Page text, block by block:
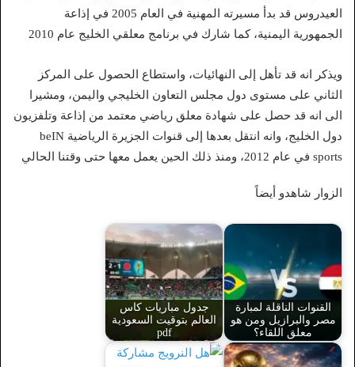
العيدروس قد بدأ مسيرته المهنية في العام 2005 في إذاعة
الجمهورية اليمنية، كما شارك في برنامج معلقي الخليج عام 2010
ويذكر انه قد تأهل إلى النهائيات، واستطاع الحصول على المركز
الثاني على مستوى دول مجلس التعاون الخليجي واليمن، ومشيرا
الى انه قد حصل على شهادة معلق رياضي معتمد من إذاعة وتلفزيون
دول الخليج، وانه انتقل بعدها إلى قنوات الجزيرة الرياضية beIN
sports في عام 2012، ومنذ ذلك الحين يعمل معها حتى وقتنا الحالي
الزوار شاهدو أيضاً
القنوات الناقلة لمبارة
مصر والبرازيل ومن هو
معلق اللقاء؟
جدول مباريات كاس
العالم بتوقيت السعودية
pdf